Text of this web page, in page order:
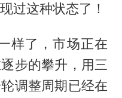
过这种状态了！
样了，市场正在
步的攀升，用三
调整周期已经在